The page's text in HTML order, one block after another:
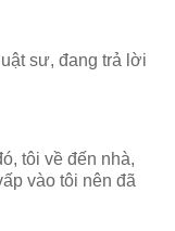
sư, đang trả lời
tôi về đến nhà,
vào tôi nên đã